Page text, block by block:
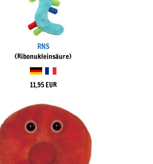
RNS
(Ribonukleinsäure)
11,95 EUR